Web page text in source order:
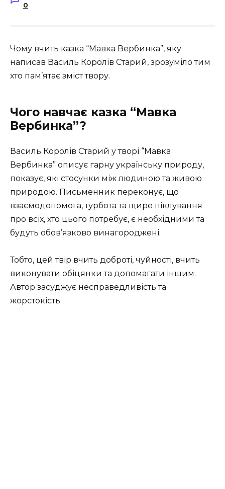
0
Чому вчить казка “Мавка Вербинка”, яку
написав Василь Королів Старий, зрозуміло тим
хто пам’ятає зміст твору.
Чого навчає казка “Мавка
Вербинка”?
Василь Королів Старий у творі “Мавка
Вербинка” описує гарну українську природу,
показує, які стосунки між людиною та живою
природою. Письменник переконує, що
взаємодопомога, турбота та щире піклування
про всіх, хто цього потребує, є необхідними та
будуть обов’язково винагороджені.
Тобто, цей твір вчить доброті, чуйності, вчить
виконувати обіцянки та допомагати іншим.
Автор засуджує несправедливість та
жорстокість.